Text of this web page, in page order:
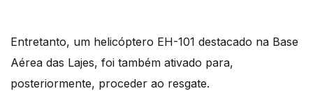
Entretanto, um helicóptero EH-101 destacado na Base
Aérea das Lajes, foi também ativado para,
posteriormente, proceder ao resgate.